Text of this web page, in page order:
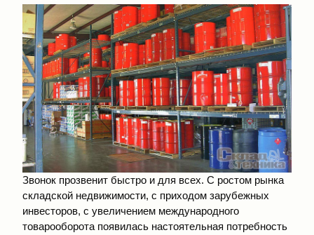
Звонок прозвенит быстро и для всех. С ростом рынка
складской недвижимости, с приходом зарубежных
инвесторов, с увеличением международного
товарооборота появилась настоятельная потребность